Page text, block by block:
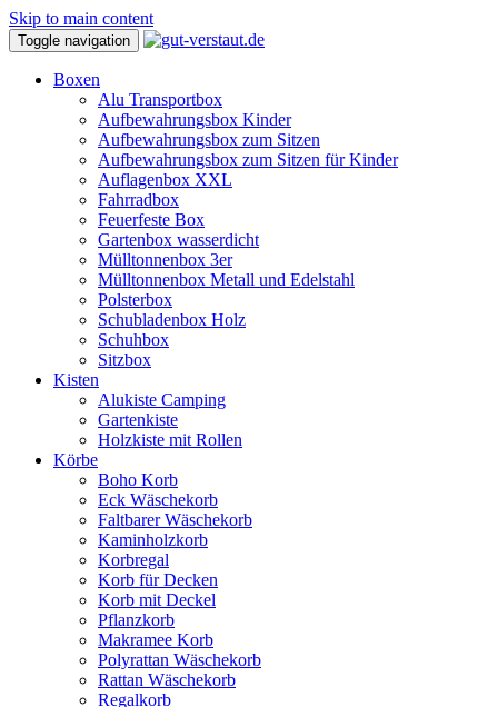
Skip to main content
Toggle navigation
Boxen
Alu Transportbox
Aufbewahrungsbox Kinder
Aufbewahrungsbox zum Sitzen
Aufbewahrungsbox zum Sitzen für Kinder
Auflagenbox XXL
Fahrradbox
Feuerfeste Box
Gartenbox wasserdicht
Mülltonnenbox 3er
Mülltonnenbox Metall und Edelstahl
Polsterbox
Schubladenbox Holz
Schuhbox
Sitzbox
Kisten
Alukiste Camping
Gartenkiste
Holzkiste mit Rollen
Körbe
Boho Korb
Eck Wäschekorb
Faltbarer Wäschekorb
Kaminholzkorb
Korbregal
Korb für Decken
Korb mit Deckel
Pflanzkorb
Makramee Korb
Polyrattan Wäschekorb
Rattan Wäschekorb
Regalkorb